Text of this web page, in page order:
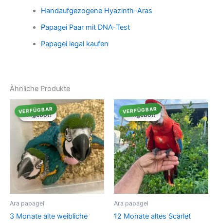
Handaufgezogene Hyazinth-Aras
Papagei Paar mit DNA-Test
Papagei legal kaufen
Ähnliche Produkte
Angebot!
VERFÜGBAR
Angebot!
Ara papagei
3 Monate alte weibliche
Angebot!
VERFÜGBAR
Angebot!
Ara papagei
12 Monate altes Scarlet